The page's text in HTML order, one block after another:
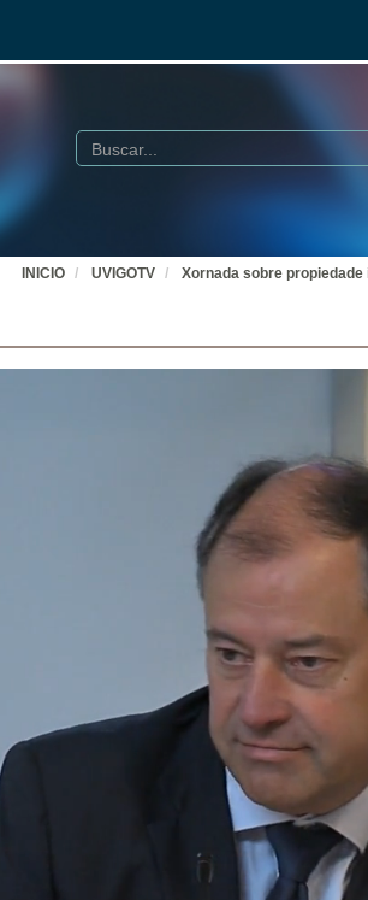
Buscar
INICIO UVIGOTV Xornada sobre propiedade